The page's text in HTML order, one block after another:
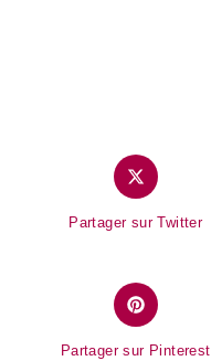
Partager sur Twitter
Partager sur Pinterest